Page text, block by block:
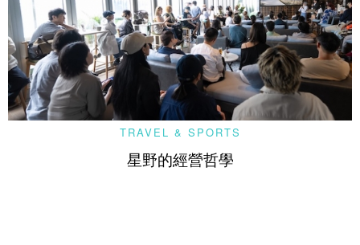
TRAVEL & SPORTS
星野的經營哲學